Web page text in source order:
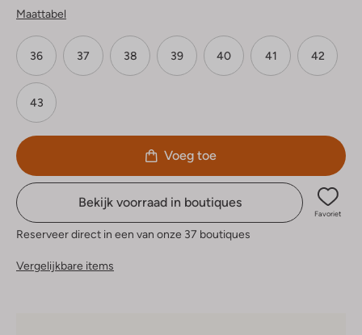
Maattabel
36 37 38 39 40 41 42
43
Voeg toe
Bekijk voorraad in boutiques
Favoriet
Reserveer direct in een van onze 37 boutiques
Vergelijkbare items